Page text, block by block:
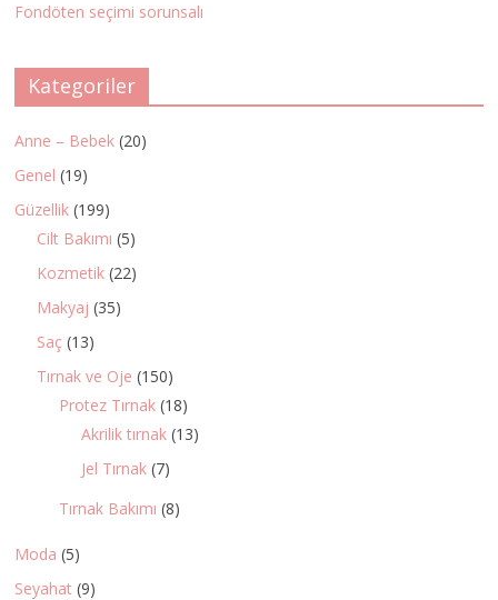
Fondöten seçimi sorunsalı
Kategoriler
Anne – Bebek (20)
Genel (19)
Güzellik (199)
Cilt Bakımı (5)
Kozmetik (22)
Makyaj (35)
Saç (13)
Tırnak ve Oje (150)
Protez Tırnak (18)
Akrilik tırnak (13)
Jel Tırnak (7)
Tırnak Bakımı (8)
Moda (5)
Seyahat (9)